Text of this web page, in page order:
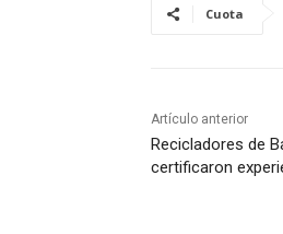
Cuota
Artículo anterior
Recicladores de
certificaron